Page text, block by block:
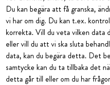
Du kan begära att få granska,
vi har om dig. Du kan t.ex.
korrekta. Vill du veta vilken data
eller vill du att vi ska sluta
data, kan du begära detta. Det
samtycke kan du ta tillbaka det
detta går till eller om du har